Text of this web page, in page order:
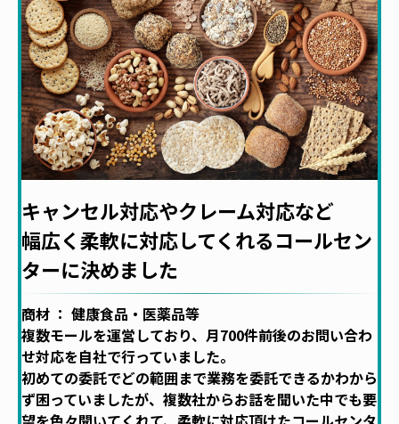
キャンセル対応やクレーム対応など
幅広く柔軟に対応してくれるコールセン
ターに決めました
商材 ： 健康食品・医薬品等
複数モールを運営しており、月700件前後のお問い合わ
せ対応を自社で行っていました。
初めての委託でどの範囲まで業務を委託できるかわから
ず困っていましたが、複数社からお話を聞いた中でも要
望を色々聞いてくれて、柔軟に対応頂けたコールセンタ
ーに委託を決めました。